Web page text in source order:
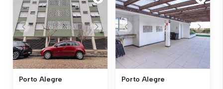
Porto Alegre Porto Alegre